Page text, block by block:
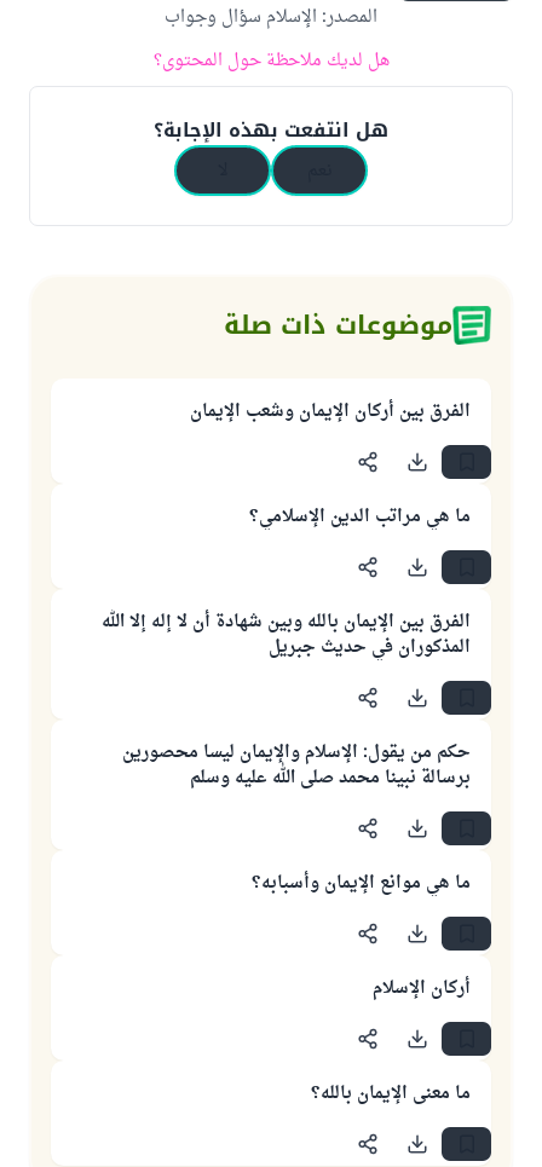
المصدر: الإسلام سؤال وجواب
هل لديك ملاحظة حول المحتوى؟
هل انتفعت بهذه الإجابة؟
موضوعات ذات صلة
الفرق بين أركان الإيمان وشعب الإيمان
ما هي مراتب الدين الإسلامي؟
الفرق بين الإيمان بالله وبين شهادة أن لا إله إلا الله
المذكوران في حديث جبريل
حكم من يقول: الإسلام والإيمان ليسا محصورين
برسالة نبينا محمد صلى الله عليه وسلم
ما هي موانع الإيمان وأسبابه؟
أركان الإسلام
ما معنى الإيمان بالله؟